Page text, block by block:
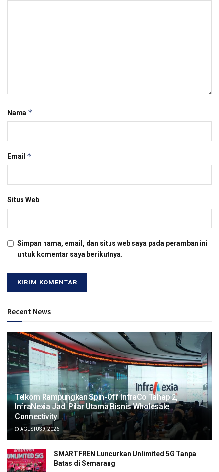
Nama *
Email *
Situs Web
Simpan nama, email, dan situs web saya pada peramban ini
untuk komentar saya berikutnya.
Recent News
Telkom Rampungkan Spin-Off InfraCo Tahap 2,
InfraNexia Jadi Pilar Utama Bisnis Wholesale
Connectivity
AGUSTUS 9, 2026
SMARTFREN Luncurkan Unlimited 5G Tanpa
Batas di Semarang